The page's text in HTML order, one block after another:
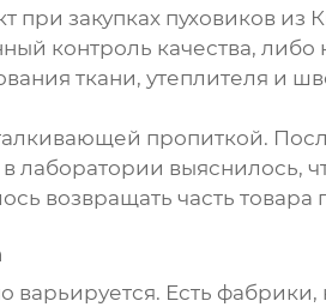
при закупках пуховиковиз
контроль качества, либо
ткани, утеплителя и
пропиткой.
выяснилось,
возвращать часть
варьируется. Есть